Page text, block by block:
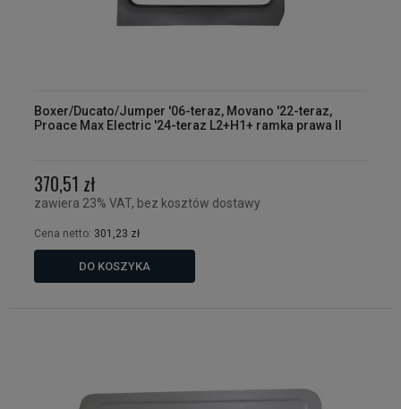
Boxer/Ducato/Jumper '06-teraz, Movano '22-teraz,
Proace Max Electric '24-teraz L2+H1+ ramka prawa II
370,51 zł
zawiera 23% VAT, bez kosztów dostawy
Cena netto: 301,23 zł
DO KOSZYKA